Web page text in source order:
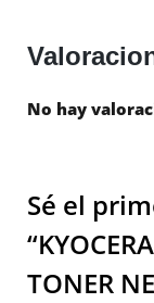
No hay
Sé el
TONER